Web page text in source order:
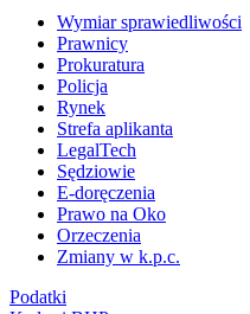
Wymiar sprawiedliwości
Prawnicy
Prokuratura
Policja
Rynek
Strefa aplikanta
LegalTech
Sędziowie
E-doręczenia
Prawo na Oko
Orzeczenia
Zmiany w k.p.c.
Podatki